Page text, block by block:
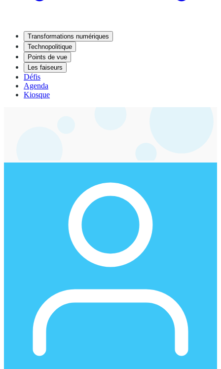
Transformations numériques
Technopolitique
Points de vue
Les faiseurs
Défis
Agenda
Kiosque